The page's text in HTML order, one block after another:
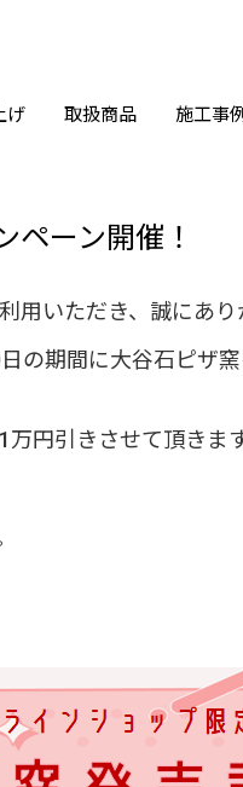
げ 取扱商品 施工事例
ペーン開催！
いただき、誠にあり
の期間に大谷石ピザ
円引きさせて頂きま